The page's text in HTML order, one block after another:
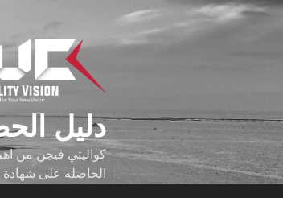
التجاوز
دليل
كواليتي فيجن من
الحاصله على شهادة